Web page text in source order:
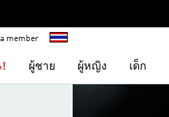
member
ผู้ชาย ผู้หญิง เด็ก